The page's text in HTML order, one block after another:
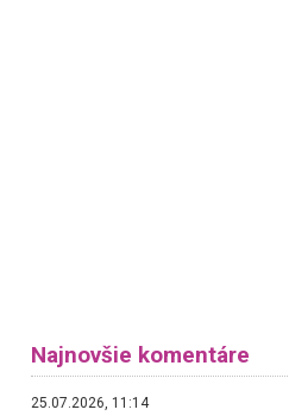
Najnovšie komentáre
25.07.2026, 11:14